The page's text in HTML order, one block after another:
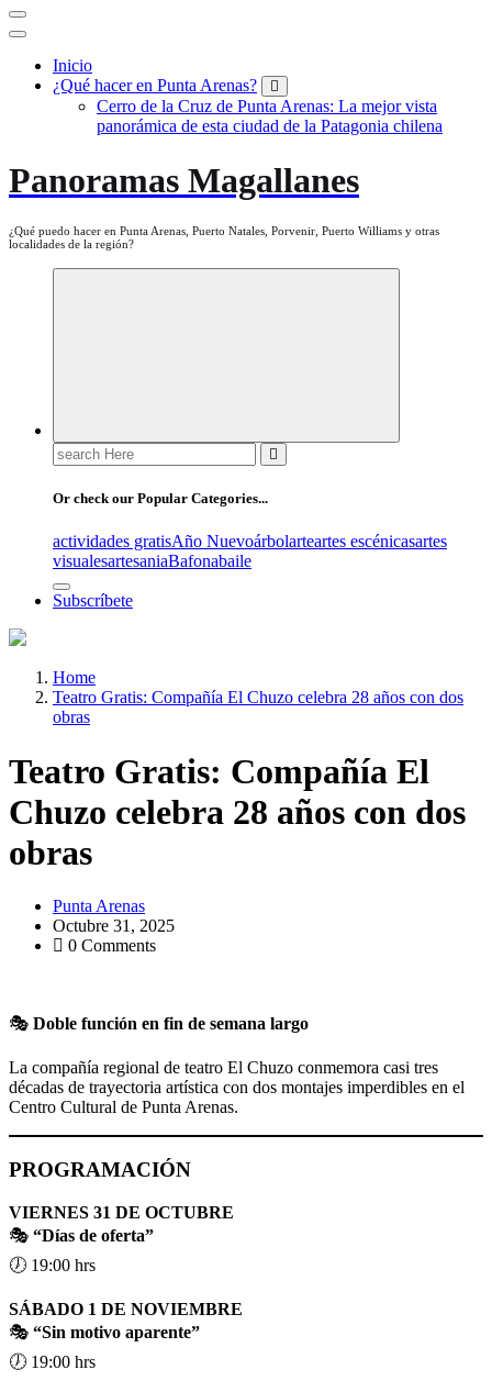
Inicio
¿Qué hacer en Punta Arenas?
Cerro de la Cruz de Punta Arenas: La mejor vista
panorámica de esta ciudad de la Patagonia chilena
Panoramas Magallanes
¿Qué puedo hacer en Punta Arenas, Puerto Natales, Porvenir, Puerto Williams y otras
localidades de la región?
Search
for:
Or check our Popular Categories...
actividades gratisAño Nuevoárbolarteartes escénicasartes
visualesartesaniaBafonabaile
Subscríbete
Home
Teatro Gratis: Compañía El Chuzo celebra 28 años con dos
obras
Teatro Gratis: Compañía El
Chuzo celebra 28 años con dos
obras
Punta Arenas
Octubre 31, 2025
0 Comments
🎭 Doble función en fin de semana largo
La compañía regional de teatro El Chuzo conmemora casi tres
décadas de trayectoria artística con dos montajes imperdibles en el
Centro Cultural de Punta Arenas.
PROGRAMACIÓN
VIERNES 31 DE OCTUBRE
🎭 “Días de oferta”
🕖 19:00 hrs
SÁBADO 1 DE NOVIEMBRE
🎭 “Sin motivo aparente”
🕖 19:00 hrs